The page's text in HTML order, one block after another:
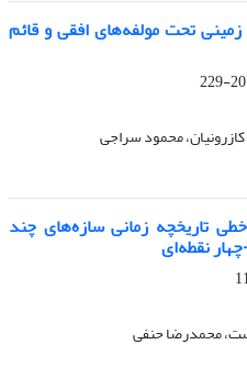
زمینی تحت مولفه‌های افقی و قائم
محمود سراجی
تاریخچه زمانی سازه‌های چند
نقطه‌ای
محمدرضا حنفی